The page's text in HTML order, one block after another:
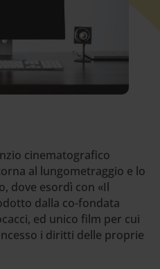
cinematografico
al lungometraggio e lo
dove esordì con «Il
dalla co-fondata
ed unico film per cui
i diritti delle proprie